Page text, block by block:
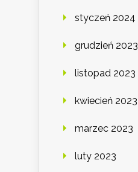
styczeń 2024
grudzień 2023
listopad 2023
kwiecień 2023
marzec 2023
luty 2023